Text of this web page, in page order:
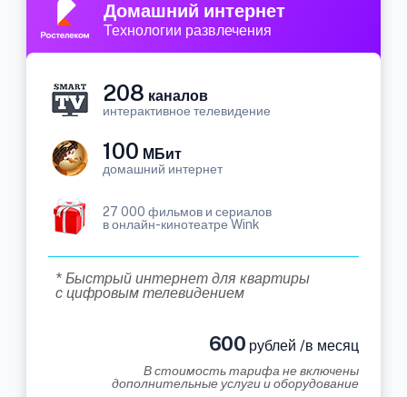
Домашний интернет
Технологии развлечения
208 каналов
интерактивное телевидение
100 МБит
домашний интернет
27 000 фильмов и сериалов
в онлайн-кинотеатре Wink
* Быстрый интернет для квартиры
с цифровым телевидением
600 рублей /в месяц
В стоимость тарифа не включены
дополнительные услуги и оборудование